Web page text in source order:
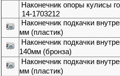
Наконечник опоры кулисы
14-1703212
Наконечник подкачки
мм (пластик)
Наконечник подкачки
140мм (бронза)
Наконечник подкачки
мм (пластик)